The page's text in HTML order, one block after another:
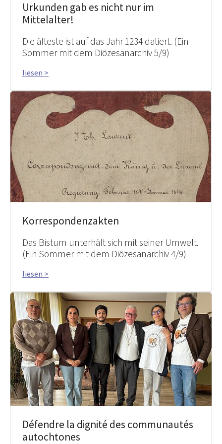
Urkunden gab es nicht nur im
Mittelalter!
Die älteste ist auf das Jahr 1234 datiert. (Ein
Sommer mit dem Diözesanarchiv 5/9)
liesen >
Korrespondenzakten
Das Bistum unterhält sich mit seiner Umwelt.
(Ein Sommer mit dem Diözesanarchiv 4/9)
liesen >
Défendre la dignité des communautés
autochtones